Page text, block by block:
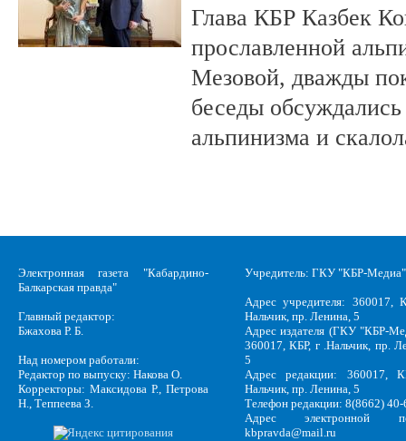
Глава КБР Казбек
прославленной
Мезовой, дважды
беседы
альпинизма и
Электронная газета "Кабардино-
Балкарская правда"
Главный редактор:
Бжахова Р. Б.
Над номером работали:
Редактор по выпуску: Накова О.
Корректоры: Максидова Р., Петрова
Н., Теппеева З.
Учредитель: ГКУ "КБР-Медиа"
Адрес учредителя: 360017,
Нальчик, пр. Ленина, 5
Адрес издателя (ГКУ "КБР-
360017, КБР, г .Нальчик, пр.
5
Адрес редакции: 360017,
Нальчик, пр. Ленина, 5
Телефон редакции: 8(8662)
Адрес электронной
kbpravda@mail.ru